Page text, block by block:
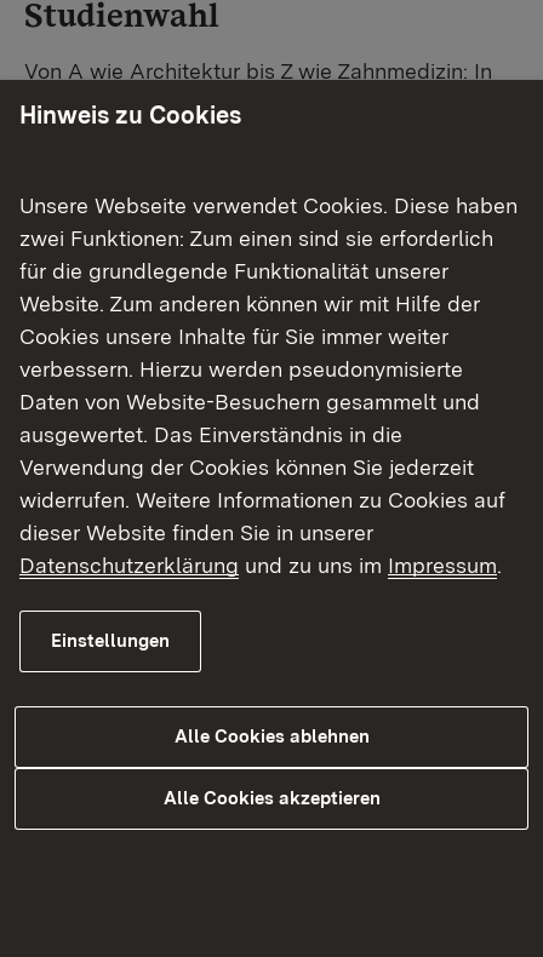
Studienwahl
Von A wie Architektur bis Z wie Zahnmedizin: In
Baden-Württemberg warten unzählige
Studiengangsuche schnell den passenden
Studienplatz. Außerdem gibt's eine Schritt-für-
Schritt-Anleitung zu deinem Traum-Studium.
Finde dein Studium in Baden-Württemberg
Hinweis zu Cookies
Unsere Webseite verwendet Cookies. Diese haben
zwei Funktionen: Zum einen sind sie erforderlich
für die grundlegende Funktionalität unserer
Website. Zum anderen können wir mit Hilfe der
Cookies unsere Inhalte für Sie immer weiter
verbessern. Hierzu werden pseudonymisierte
Daten von Website-Besuchern gesammelt und
ausgewertet. Das Einverständnis in die
Verwendung der Cookies können Sie jederzeit
widerrufen. Weitere Informationen zu Cookies auf
dieser Website finden Sie in unserer
Datenschutzerklärung und zu uns im Impressum.
Einstellungen
Alle Cookies ablehnen
Alle Cookies akzeptieren